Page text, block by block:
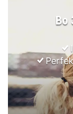
Bo